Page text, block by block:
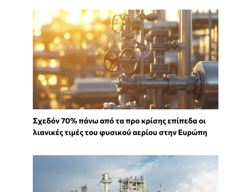
Σχεδόν 70% πάνω από τα προ κρίσης επίπεδα οι
λιανικές τιμές του φυσικού αερίου στην Ευρώπη